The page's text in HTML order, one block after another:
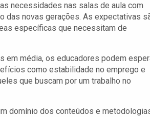
necessidades nas salas de aula com
das novas gerações. As expectativas
específicas que necessitam de
em média, os educadores podem
como estabilidade no emprego e
que buscam por um trabalho no
domínio dos conteúdos e